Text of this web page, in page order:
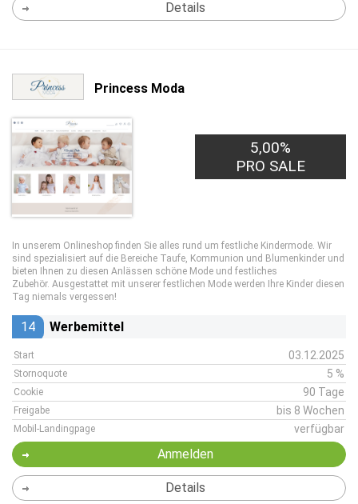
Details
Princess Moda
5,00%
PRO SALE
In unserem Onlineshop finden Sie alles rund um festliche Kindermode. Wir
sind spezialisiert auf die Bereiche Taufe, Kommunion und Blumenkinder und
bieten Ihnen zu diesen Anlässen schöne Mode und festliches
Zubehör. Ausgestattet mit unserer festlichen Mode werden Ihre Kinder diesen
Tag niemals vergessen!
14 Werbemittel
Start 03.12.2025
Stornoquote 5 %
Cookie 90 Tage
Freigabe bis 8 Wochen
Mobil-Landingpage verfügbar
Anmelden
Details